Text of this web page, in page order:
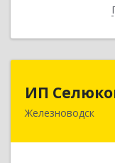
ИП
Железноводск
ИП
357400,